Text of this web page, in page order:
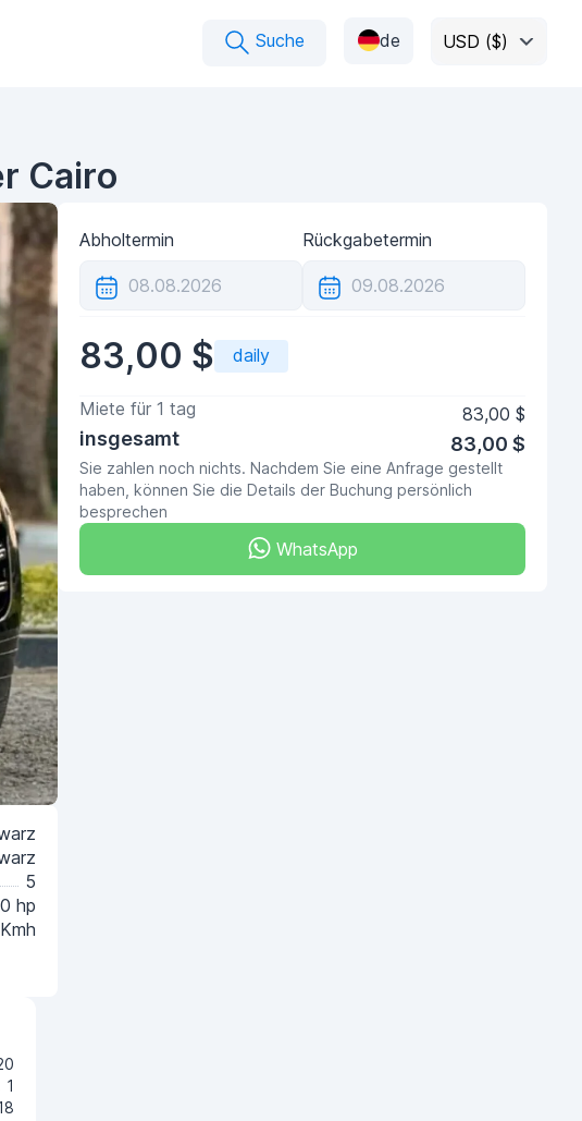
Suche de USD ($)
Cairo
5
hp
1
Abholtermin Rückgabetermin
83,00 $ daily
Miete für 1 tag 83,00 $
insgesamt 83,00 $
Sie zahlen noch nichts. Nachdem Sie eine Anfrage gestellt
haben, können Sie die Details der Buchung persönlich
besprechen
WhatsApp